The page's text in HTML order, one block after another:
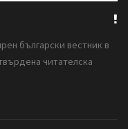
български вестник в
читателска